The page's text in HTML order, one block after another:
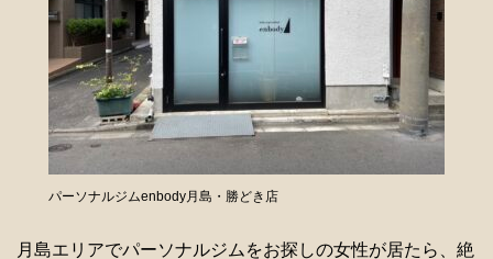
パーソナルジムenbody月島・勝どき店
月島エリアでパーソナルジムをお探しの女性が居たら、絶